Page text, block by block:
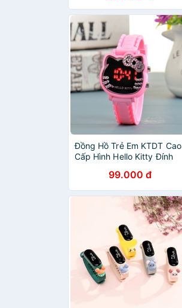
Đồng Hồ Trẻ Em KTDT Cao
Cấp Hình Hello Kitty Đính
Chuyên sỉ99.000 đ